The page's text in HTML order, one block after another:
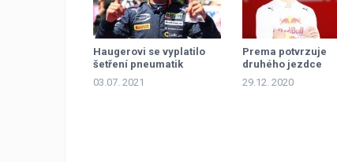
Haugerovi se vyplatilo
šetření pneumatik
03.07. 2021
Prema potvrzuje
druhého jezdce
29.12. 2020